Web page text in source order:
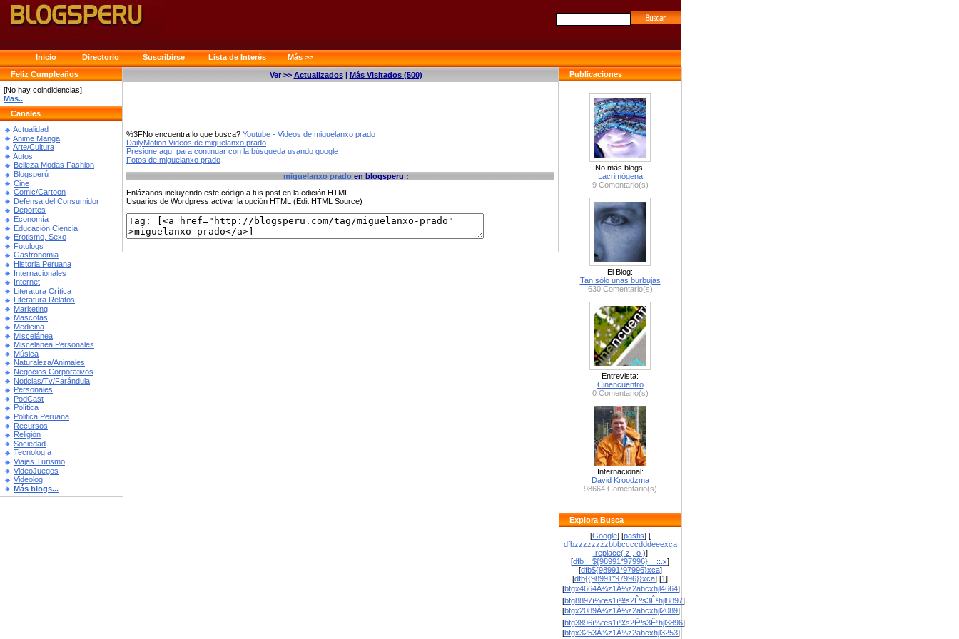
Inicio Directorio Suscribirse Lista de Interés
Más >>
Feliz Cumpleaños
[No hay coindidencias]
Mas..
Canales
Actualidad
Anime Manga
Arte/Cultura
Autos
Belleza Modas Fashion
Blogsperú
Cine
Comic/Cartoon
Defensa del Consumidor
Deportes
Economía
Educación Ciencia
Erotismo, Sexo
Fotologs
Gastronomia
Historia Peruana
Internacionales
Internet
Literatura Crítica
Literatura Relatos
Marketing
Mascotas
Medicina
Miscelánea
Miscelanea Personales
Música
Naturaleza/Animales
Negocios Corporativos
Noticias/Tv/Farándula
Personales
PodCast
Política
Politica Peruana
Recursos
Religión
Sociedad
Tecnología
Viajes Turismo
VideoJuegos
Videolog
Más blogs...
Publicaciones
No más blogs:
Lacrimógena
9 Comentario(s)
El Blog:
Tan sólo unas burbujas
630 Comentario(s)
Entrevista:
Cinencuentro
0 Comentario(s)
Internacional:
David Kroodzma
98664 Comentario(s)
Explora Busca
[Google] [pastis] [
dfbzzzzzzzzbbbccccdddeeexca
.replace( z , o )]
[dfb__${98991*97996}__::.x]
[dfb${98991*97996}xca]
[dfb{{98991*97996}}xca] [1]
[bfgx4664À¾z1À¼z2abcxhjl4664]
[bfg8897ï¼œs1ï¹¥s2Êºs3Ê¹hjl8897]
[bfgx2089À¾z1À¼z2abcxhjl2089]
[bfg3896ï¼œs1ï¹¥s2Êºs3Ê¹hjl3896]
[bfgx3253À¾z1À¼z2abcxhjl3253]
Ver >> Actualizados| Más Visitados (500)
%3FNo encuentra lo que busca? Youtube - Videos de miguelanxo prado
DailyMotion Videos de miguelanxo prado
Presione aquí para continuar con la búsqueda usando google
Fotos de miguelanxo prado
miguelanxo pradoen blogsperu :
Enlázanos incluyendo este código a tus post en la edición HTML
Usuarios de Wordpress activar la opción HTML (Edit HTML Source)